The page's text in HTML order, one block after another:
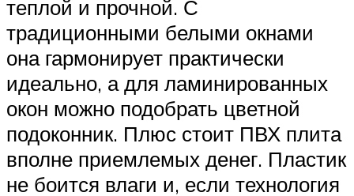
теплой и прочной. С
традиционными белыми окнами
она гармонирует практически
идеально, а для ламинированных
окон можно подобрать цветной
подоконник. Плюс стоит ПВХ плита
вполне приемлемых денег. Пластик
не боится влаги и, если технология